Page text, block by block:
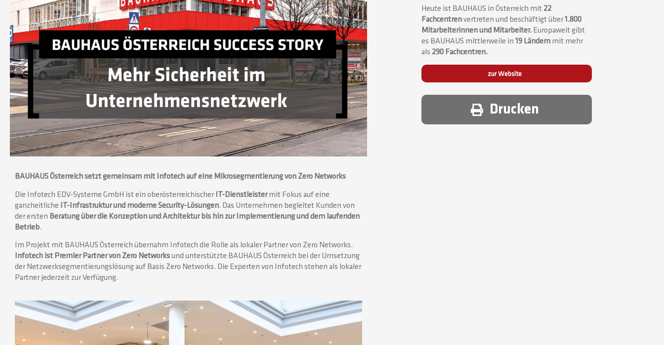
BAUHAUS Österreich setzt gemeinsam mit Infotech auf eine Mikrosegmentierung von Zero Networks
Die Infotech EDV-Systeme GmbH ist ein oberösterreichischerIT-Dienstleistermit Fokus auf eine
ganzheitliche
IT-Infrastruktur und moderne Security-Lösungen. Das Unternehmen begleitet Kunden von
der ersten Beratung über die Konzeption und Architektur bis hin zur Implementierung und dem laufenden
Betrieb.
Im Projekt mit BAUHAUS Österreich übernahm Infotech die Rolle als lokaler Partner von Zero Networks.
Infotech ist Premier Partner von Zero Networksund unterstützte BAUHAUS Österreich bei der Umsetzung
der Netzwerksegmentierungslösung auf Basis Zero Networks. Die Experten von Infotech stehen als lokaler
Partner jederzeit zur Verfügung.
Heute ist BAUHAUS in Österreich mit 22
Fachcentrenvertreten und beschäftigt über1.800
Mitarbeiterinnen und Mitarbeiter. Europaweit gibt
es BAUHAUS mittlerweile in19 Ländern mit mehr
als 290 Fachcentren.
zur Website
Drucken